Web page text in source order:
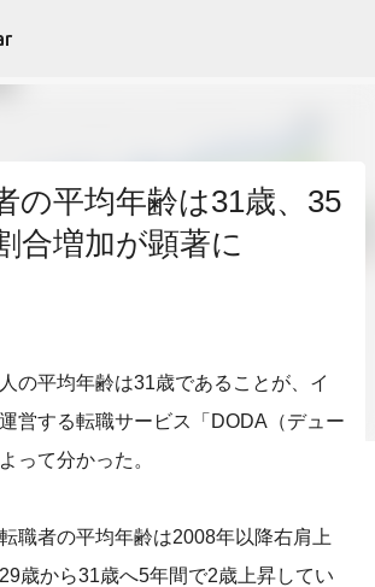
してメイン コンテンツに移動
の平均年齢は31歳、35
合増加が顕著に
の平均年齢は31歳であることが、イ
営する転職サービス「DODA（デュー
って分かった。
職者の平均年齢は2008年以降右肩上
歳から31歳へ5年間で2歳上昇してい